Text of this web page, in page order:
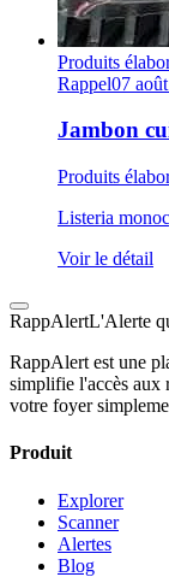
Produits
Rappel07
Jambon
Produits
Listeria
Voir le détail
RappAlertL'Alerte
RappAlert est une
simplifie l'accès aux
votre foyer
Produit
Explorer
Scanner
Alertes
Blog